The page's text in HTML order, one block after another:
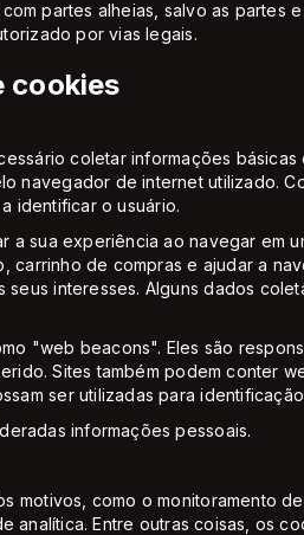
partes alheias, salvo as
por vias legais.
cookies
coletar informações
navegador de internet utilizado.
identificar o usuário.
sua experiência ao navegar em
de compras e ajudar a
interesses. Alguns dados
"web beacons". Eles são
Sites também podem conter
ser utilizadas para
informações pessoais.
motivos, como o monitoramento
Entre outras coisas, os